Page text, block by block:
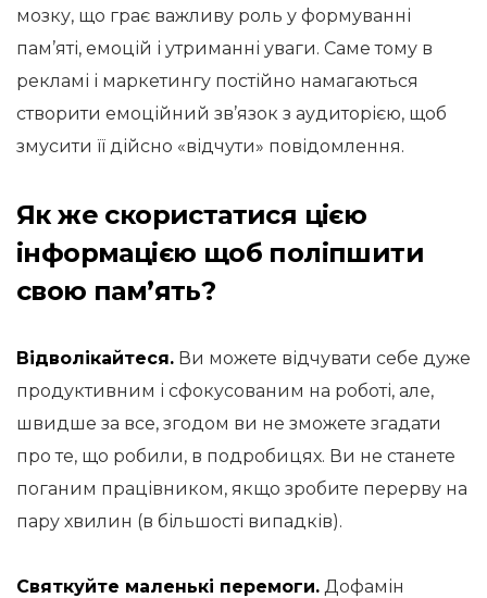
мозку, що грає важливу роль у формуванні
пам’яті, емоцій і утриманні уваги. Саме тому в
рекламі і маркетингу постійно намагаються
створити емоційний зв’язок з аудиторією, щоб
змусити її дійсно «відчути» повідомлення.
Як же скористатися цією
інформацією щоб поліпшити
свою пам’ять?
Відволікайтеся. Ви можете відчувати себе дуже
продуктивним і сфокусованим на роботі, але,
швидше за все, згодом ви не зможете згадати
про те, що робили, в подробицях. Ви не станете
поганим працівником, якщо зробите перерву на
пару хвилин (в більшості випадків).
Святкуйте маленькі перемоги. Дофамін